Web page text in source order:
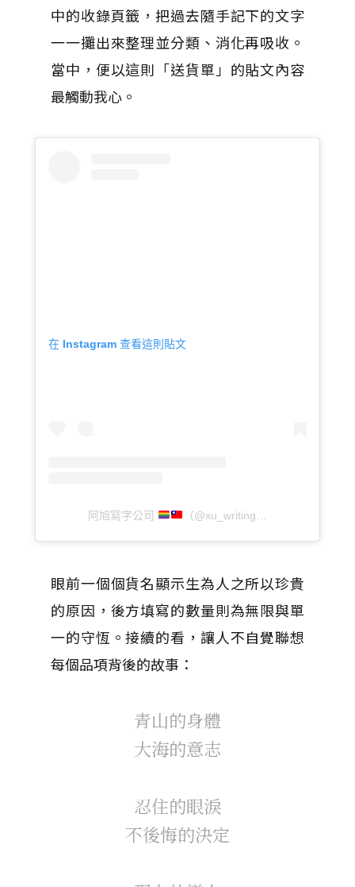
中的收錄頁籤，把過去隨手記下的文字
一一攤出來整理並分類、消化再吸收。
當中，便以這則「送貨單」的貼文內容
最觸動我心。
在 Instagram 查看這則貼文
阿旭寫字公司 （@xu_writingcorp）分享的貼文
眼前一個個貨名顯示生為人之所以珍貴
的原因，後方填寫的數量則為無限與單
一的守恆。接續的看，讓人不自覺聯想
每個品項背後的故事：
青山的身體
大海的意志
忍住的眼淚
不後悔的決定